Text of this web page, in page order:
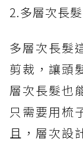
2.多層次長髮
多層次長髮
剪裁，讓頭
層次長髮也
只需要用梳
且，層次設